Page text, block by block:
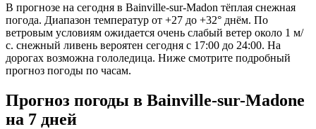
В прогнозе на сегодня в Bainville-sur-Madon тёплая снежная
погода. Диапазон температур от +27 до +32° днём. По
ветровым условиям ожидается очень слабый ветер около 1 м/
с. снежный ливень вероятен сегодня с 17:00 до 24:00. На
дорогах возможна гололедица. Ниже смотрите подробный
прогноз погоды по часам.
Прогноз погоды в Bainville-sur-Madonе
на 7 дней